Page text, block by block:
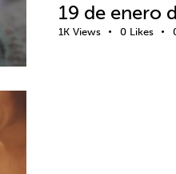
19 de enero
1K Views 0 Likes